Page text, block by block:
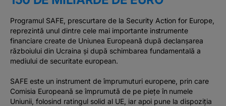
Programul SAFE, prescurtare de la Security Action for Europe,
reprezintă unul dintre cele mai importante instrumente
financiare create de Uniunea Europeană după declanșarea
războiului din Ucraina și după schimbarea fundamentală a
mediului de securitate european.
SAFE este un instrument de împrumuturi europene, prin care
Comisia Europeană se împrumută de pe piețe în numele
Uniunii, folosind ratingul solid al UE, iar apoi pune la dispoziția